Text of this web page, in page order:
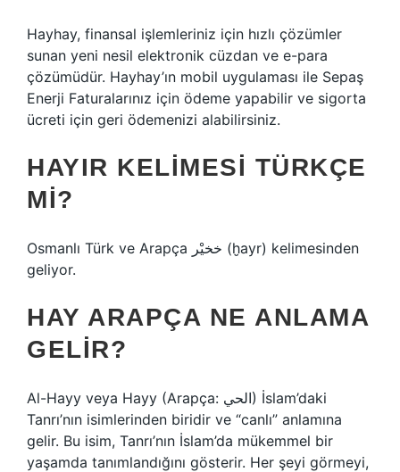
Hayhay, finansal işlemleriniz için hızlı çözümler
sunan yeni nesil elektronik cüzdan ve e-para
çözümüdür. Hayhay’ın mobil uygulaması ile Sepaş
Enerji Faturalarınız için ödeme yapabilir ve sigorta
ücreti için geri ödemenizi alabilirsiniz.
HAYIR KELIMESI TÜRKÇE
MI?
Osmanlı Türk ve Arapça خخيْر (ḫayr) kelimesinden
geliyor.
HAY ARAPÇA NE ANLAMA
GELIR?
Al-Hayy veya Hayy (Arapça: الحي) İslam’daki
Tanrı’nın isimlerinden biridir ve “canlı” anlamına
gelir. Bu isim, Tanrı’nın İslam’da mükemmel bir
yaşamda tanımlandığını gösterir. Her şeyi görmeyi,